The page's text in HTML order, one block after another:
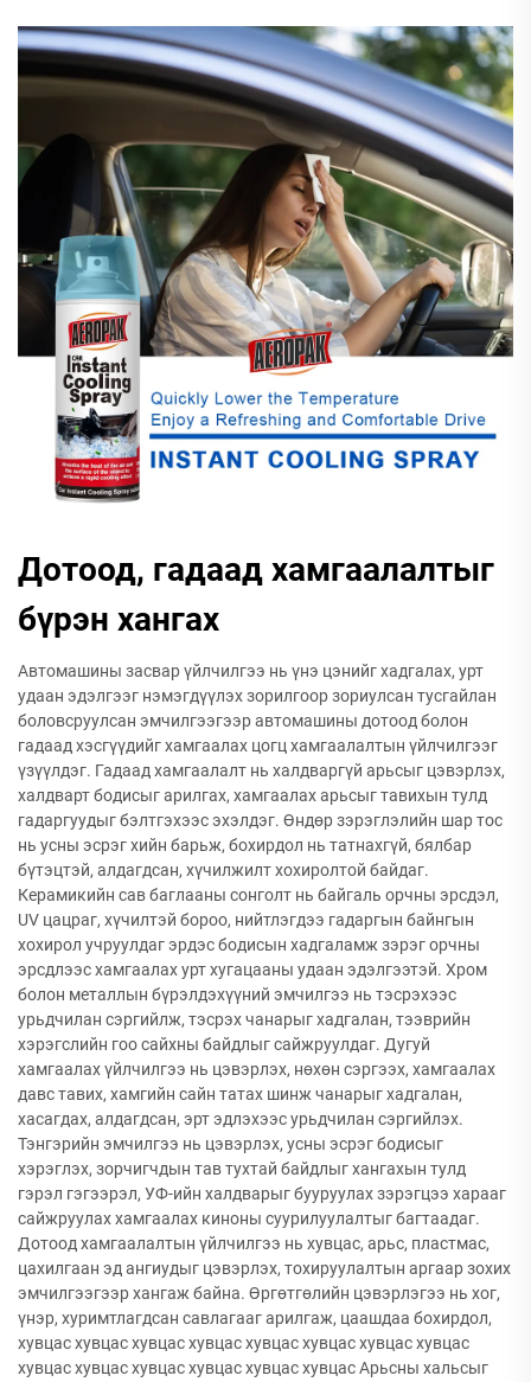
Дотоод, гадаад хамгаалалтыг
бүрэн хангах
Автомашины засвар үйлчилгээ нь үнэ цэнийг хадгалах, урт
удаан эдэлгээг нэмэгдүүлэх зорилгоор зориулсан тусгайлан
боловсруулсан эмчилгээгээр автомашины дотоод болон
гадаад хэсгүүдийг хамгаалах цогц хамгаалалтын үйлчилгээг
үзүүлдэг. Гадаад хамгаалалт нь халдваргүй арьсыг цэвэрлэх,
халдварт бодисыг арилгах, хамгаалах арьсыг тавихын тулд
гадаргуудыг бэлтгэхээс эхэлдэг. Өндөр зэрэглэлийн шар тос
нь усны эсрэг хийн барьж, бохирдол нь татнахгүй, бялбар
бүтэцтэй, алдагдсан, хүчилжилт хохиролтой байдаг.
Керамикийн сав баглааны сонголт нь байгаль орчны эрсдэл,
UV цацраг, хүчилтэй бороо, нийтлэгдээ гадаргын байнгын
хохирол учруулдаг эрдэс бодисын хадгаламж зэрэг орчны
эрсдлээс хамгаалах урт хугацааны удаан эдэлгээтэй. Хром
болон металлын бүрэлдэхүүний эмчилгээ нь тэсрэхээс
урьдчилан сэргийлж, тэсрэх чанарыг хадгалан, тээврийн
хэрэгслийн гоо сайхны байдлыг сайжруулдаг. Дугуй
хамгаалах үйлчилгээ нь цэвэрлэх, нөхөн сэргээх, хамгаалах
давс тавих, хамгийн сайн татах шинж чанарыг хадгалан,
хасагдах, алдагдсан, эрт эдлэхээс урьдчилан сэргийлэх.
Тэнгэрийн эмчилгээ нь цэвэрлэх, усны эсрэг бодисыг
хэрэглэх, зорчигчдын тав тухтай байдлыг хангахын тулд
гэрэл гэгээрэл, УФ-ийн халдварыг бууруулах зэрэгцээ харааг
сайжруулах хамгаалах киноны суурилуулалтыг багтаадаг.
Дотоод хамгаалалтын үйлчилгээ нь хувцас, арьс, пластмас,
цахилгаан эд ангиудыг цэвэрлэх, тохируулалтын аргаар зохих
эмчилгээгээр хангаж байна. Өргөтгөлийн цэвэрлэгээ нь хог,
үнэр, хуримтлагдсан савлагааг арилгаж, цаашдаа бохирдол,
хувцас хувцас хувцас хувцас хувцас хувцас хувцас хувцас
хувцас хувцас хувцас хувцас хувцас хувцас Арьсны хальсыг